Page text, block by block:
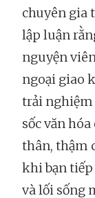
chuyên gia
lập luận
nguyện
ngoại giao
trải nghiệm
sốc văn
thân, thậm
khi bạn
và lối sống